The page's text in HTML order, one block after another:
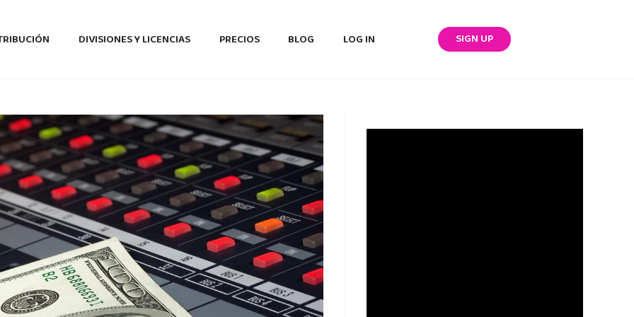
DIVISIONES Y LICENCIAS PRECIOS BLOG LOG IN SIGN UP